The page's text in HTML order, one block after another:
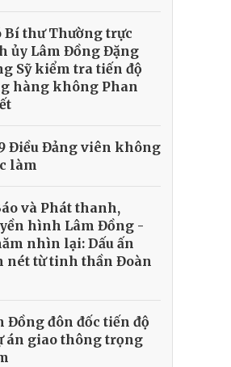
Bí thư Thường trực
ủy Lâm Đồng Đặng
Sỹ kiểm tra tiến độ
hàng không Phan
Điều Đảng viên không
làm
và Phát thanh,
hình Lâm Đồng -
nhìn lại: Dấu ấn
nét từ tinh thần Đoàn
Đồng đôn đốc tiến độ
án giao thông trọng